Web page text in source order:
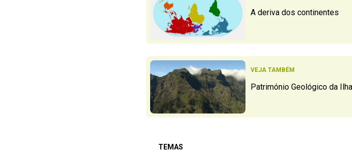
A deriva dos continentes
VEJA TAMBÉM
Património Geológico da
TEMAS